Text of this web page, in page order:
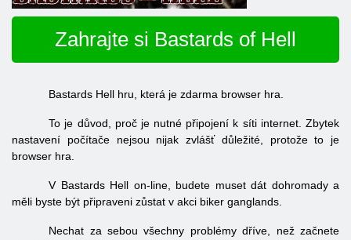
Zahrajte si Bastards of Hell
Bastards Hell hru, která je zdarma browser hra.
To je důvod, proč je nutné připojení k síti internet. Zbytek
nastavení počítače nejsou nijak zvlášť důležité, protože to je
browser hra.
V Bastards Hell on-line, budete muset dát dohromady a
měli byste být připraveni zůstat v akci biker ganglands.
Nechat za sebou všechny problémy dříve, než začnete